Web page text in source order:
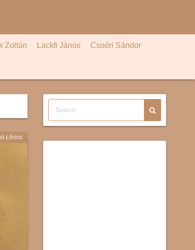
Zoltán Lackfi János Csoóri Sándor
Lőrinc